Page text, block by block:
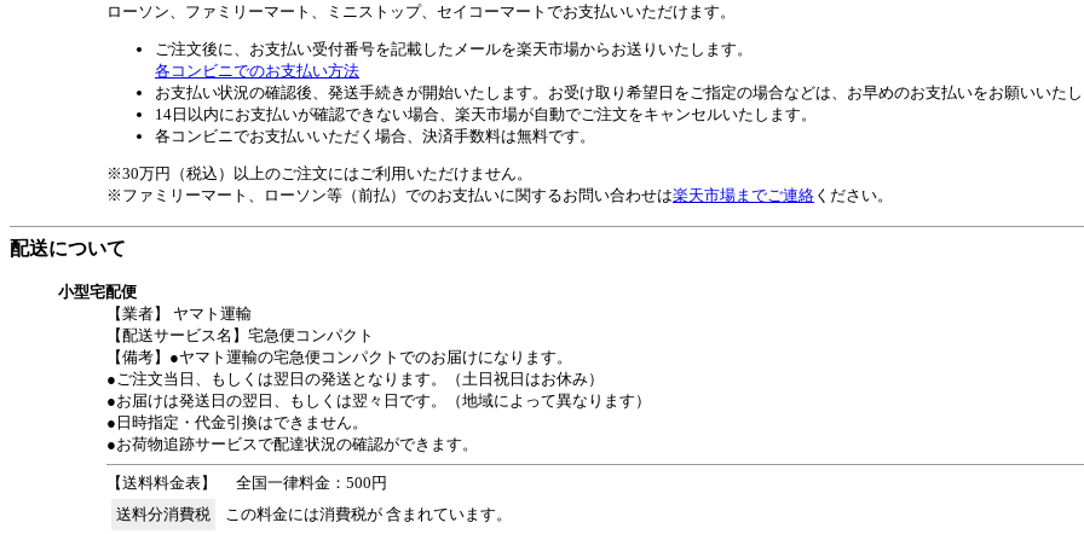
ローソン、ファミリーマート、ミニストップ、セイコーマートでお支払いいただけます。
ご注文後に、お支払い受付番号を記載したメールを楽天市場からお送りいたします。
各コンビニでのお支払い方法
お支払い状況の確認後、発送手続きが開始いたします。お受け取り希望日をご指定の場合などは、お早めのお支払いをお願いいた
14日以内にお支払いが確認できない場合、楽天市場が自動でご注文をキャンセルいたします。
各コンビニでお支払いいただく場合、決済手数料は無料です。
※30万円（税込）以上のご注文にはご利用いただけません。
※ファミリーマート、ローソン等（前払）でのお支払いに関するお問い合わせは楽天市場までご連絡 ください。
配送について
小型宅配便
【業者】 ヤマト運輸
【配送サービス名】宅急便コンパクト
【備考】●ヤマト運輸の宅急便コンパクトでのお届けになります。
●ご注文当日、もしくは翌日の発送となります。（土日祝日はお休み）
●お届けは発送日の翌日、もしくは翌々日です。（地域によって異なります）
●日時指定・代金引換はできません。
●お荷物追跡サービスで配達状況の確認ができます。
【送料料金表】
全国一律料金：500円
送料分消費税
この料金には消費税が 含まれています。